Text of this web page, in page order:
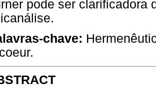
pode ser clarificadora
chave: